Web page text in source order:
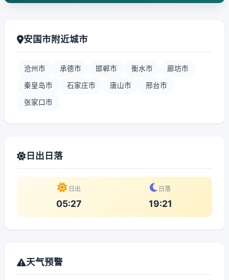
安国市附近城市
沧州市 承德市 邯郸市 衡水市 廊坊市
秦皇岛市 石家庄市 唐山市 邢台市
张家口市
日出日落
日出
05:27
日落
19:21
天气预警